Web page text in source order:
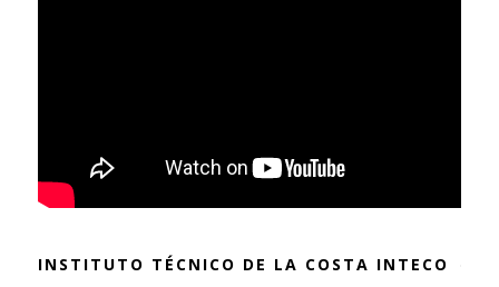
INSTITUTO TÉCNICO DE LA COSTA INTECO